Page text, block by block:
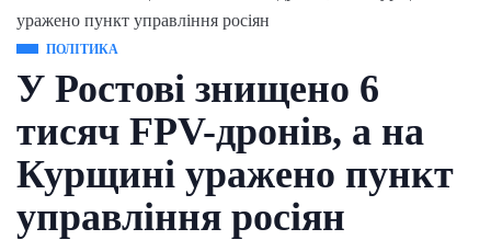
ПОЛІТИКА
У Ростові знищено 6
тисяч FPV-дронів, а на
Курщині уражено пункт
управління росіян